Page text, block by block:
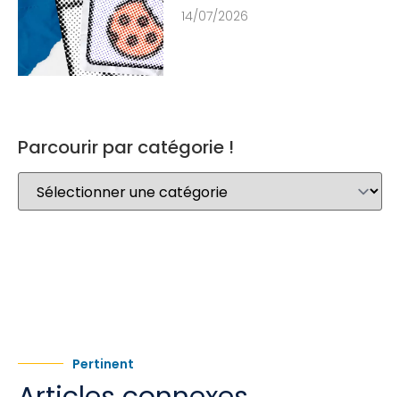
14/07/2026
Parcourir par catégorie !
Pertinent